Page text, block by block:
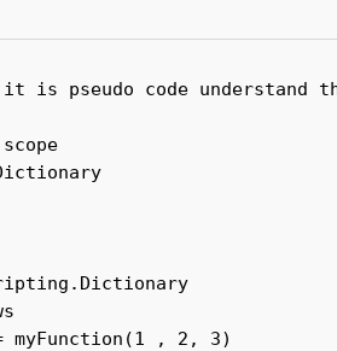
is pseudo code understand
, 2, 3)